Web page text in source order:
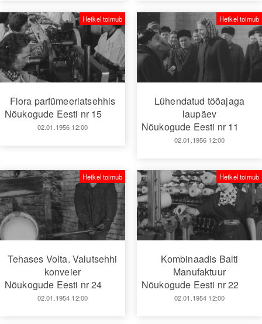
Flora parfümeeriatsehhis
Nõukogude Eesti nr 15
02.01.1956 12:00
Hetkel toimub
Lühendatud tööajaga
laupäev
Nõukogude Eesti nr 11
02.01.1956 12:00
Hetkel toimub
Tehases Volta. Valutsehhi
konveier
Nõukogude Eesti nr 24
02.01.1954 12:00
Hetkel toimub
Kombinaadis Balti
Manufaktuur
Nõukogude Eesti nr 22
02.01.1954 12:00
Hetkel toimub